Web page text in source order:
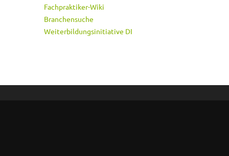
Fachpraktiker-Wiki
Branchensuche
Weiterbildungsinitiative DI